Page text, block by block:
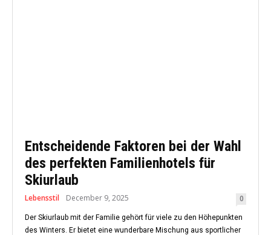
Entscheidende Faktoren bei der Wahl
des perfekten Familienhotels für
Skiurlaub
Lebensstil December 9, 2025 0
Der Skiurlaub mit der Familie gehört für viele zu den Höhepunkten
des Winters. Er bietet eine wunderbare Mischung aus sportlicher